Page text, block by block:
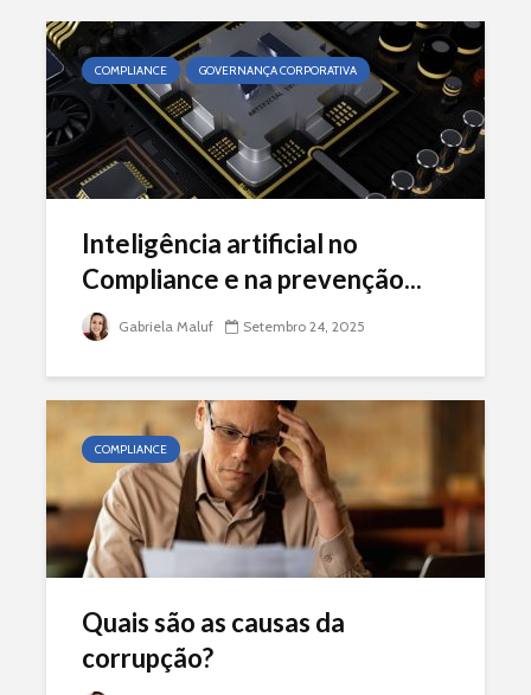
COMPLIANCE GOVERNANÇA CORPORATIVA
Inteligência artificial no
Compliance e na prevenção...
Gabriela Maluf Setembro 24, 2025
COMPLIANCE
Quais são as causas da
corrupção?